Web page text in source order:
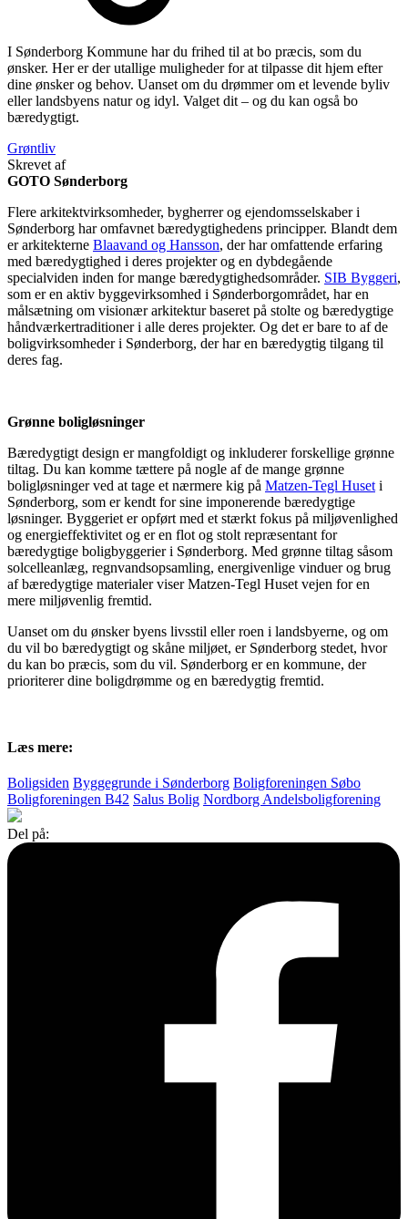
I Sønderborg Kommune har du frihed til at bo præcis, som du
ønsker. Her er der utallige muligheder for at tilpasse dit hjem efter
dine ønsker og behov. Uanset om du drømmer om et levende byliv
eller landsbyens natur og idyl. Valget dit – og du kan også bo
bæredygtigt.
Grøntliv
Skrevet af
GOTO Sønderborg
Flere arkitektvirksomheder, bygherrer og ejendomsselskaber i
Sønderborg har omfavnet bæredygtighedens principper. Blandt dem
er arkitekterne Blaavand og Hansson, der har omfattende erfaring
med bæredygtighed i deres projekter og en dybdegående
specialviden inden for mange bæredygtighedsområder. SIB Byggeri,
som er en aktiv byggevirksomhed i Sønderborgområdet, har en
målsætning om visionær arkitektur baseret på stolte og bæredygtige
håndværkertraditioner i alle deres projekter. Og det er bare to af de
boligvirksomheder i Sønderborg, der har en bæredygtig tilgang til
deres fag.
Grønne boligløsninger
Bæredygtigt design er mangfoldigt og inkluderer forskellige grønne
tiltag. Du kan komme tættere på nogle af de mange grønne
boligløsninger ved at tage et nærmere kig på Matzen-Tegl Huset i
Sønderborg, som er kendt for sine imponerende bæredygtige
løsninger. Byggeriet er opført med et stærkt fokus på miljøvenlighed
og energieffektivitet og er en flot og stolt repræsentant for
bæredygtige boligbyggerier i Sønderborg. Med grønne tiltag såsom
solcelleanlæg, regnvandsopsamling, energivenlige vinduer og brug
af bæredygtige materialer viser Matzen-Tegl Huset vejen for en
mere miljøvenlig fremtid.
Uanset om du ønsker byens livsstil eller roen i landsbyerne, og om
du vil bo bæredygtigt og skåne miljøet, er Sønderborg stedet, hvor
du kan bo præcis, som du vil. Sønderborg er en kommune, der
prioriterer dine boligdrømme og en bæredygtig fremtid.
Læs mere:
Boligsiden Byggegrunde i Sønderborg Boligforeningen Søbo
Boligforeningen B42 Salus Bolig Nordborg Andelsboligforening
Del på: